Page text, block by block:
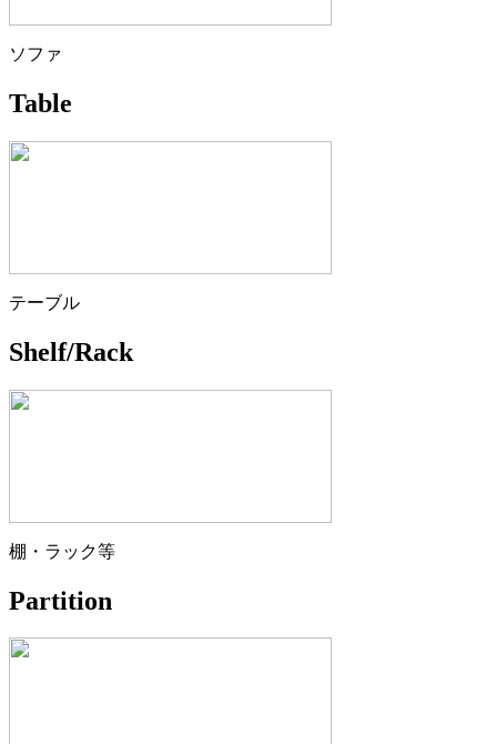
ソファ
Table
テーブル
Shelf/Rack
棚・ラック等
Partition